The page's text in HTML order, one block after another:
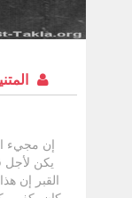
إن مجيء
يكن لأجل
القبر إن